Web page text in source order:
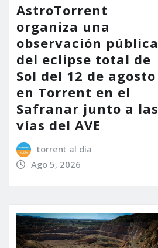
AstroTorrent
organiza una
observación pública
del eclipse total de
Sol del 12 de agosto
en Torrent en el
Safranar junto a las
vías del AVE
torrent al dia
Ago 5, 2026